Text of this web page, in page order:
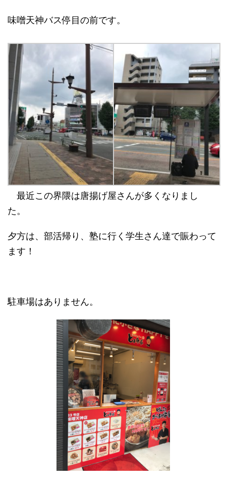
味噌天神バス停目の前です。
最近この界隈は唐揚げ屋さんが多くなりまし
た。
夕方は、部活帰り、塾に行く学生さん達で賑わって
ます！
駐車場はありません。